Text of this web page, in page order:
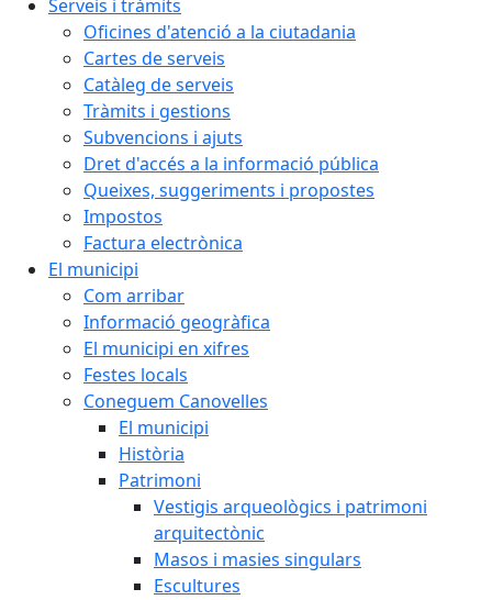
Serveis i tràmits
Oficines d'atenció a la ciutadania
Cartes de serveis
Catàleg de serveis
Tràmits i gestions
Subvencions i ajuts
Dret d'accés a la informació pública
Queixes, suggeriments i propostes
Impostos
Factura electrònica
El municipi
Com arribar
Informació geogràfica
El municipi en xifres
Festes locals
Coneguem Canovelles
El municipi
Història
Patrimoni
Vestigis arqueològics i patrimoni
arquitectònic
Masos i masies singulars
Escultures